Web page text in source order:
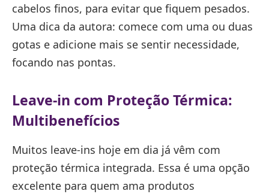
cabelos finos, para evitar que fiquem pesados.
Uma dica da autora: comece com uma ou duas
gotas e adicione mais se sentir necessidade,
focando nas pontas.
Leave-in com Proteção Térmica:
Multibenefícios
Muitos leave-ins hoje em dia já vêm com
proteção térmica integrada. Essa é uma opção
excelente para quem ama produtos